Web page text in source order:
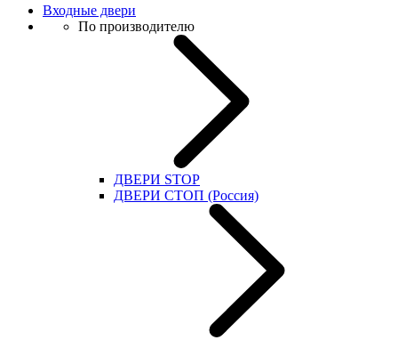
Входные двери
По производителю
ДВЕРИ STOP
ДВЕРИ СТОП (Россия)